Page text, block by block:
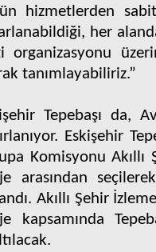
hizmetlerden
her
organizasyonu
tanımlayabiliriz.”
Tepebaşı da,
Eskişehir
Komisyonu Akıllı
arasından
Akıllı Şehir
kapsamında